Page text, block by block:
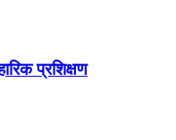
प्रशिक्षण